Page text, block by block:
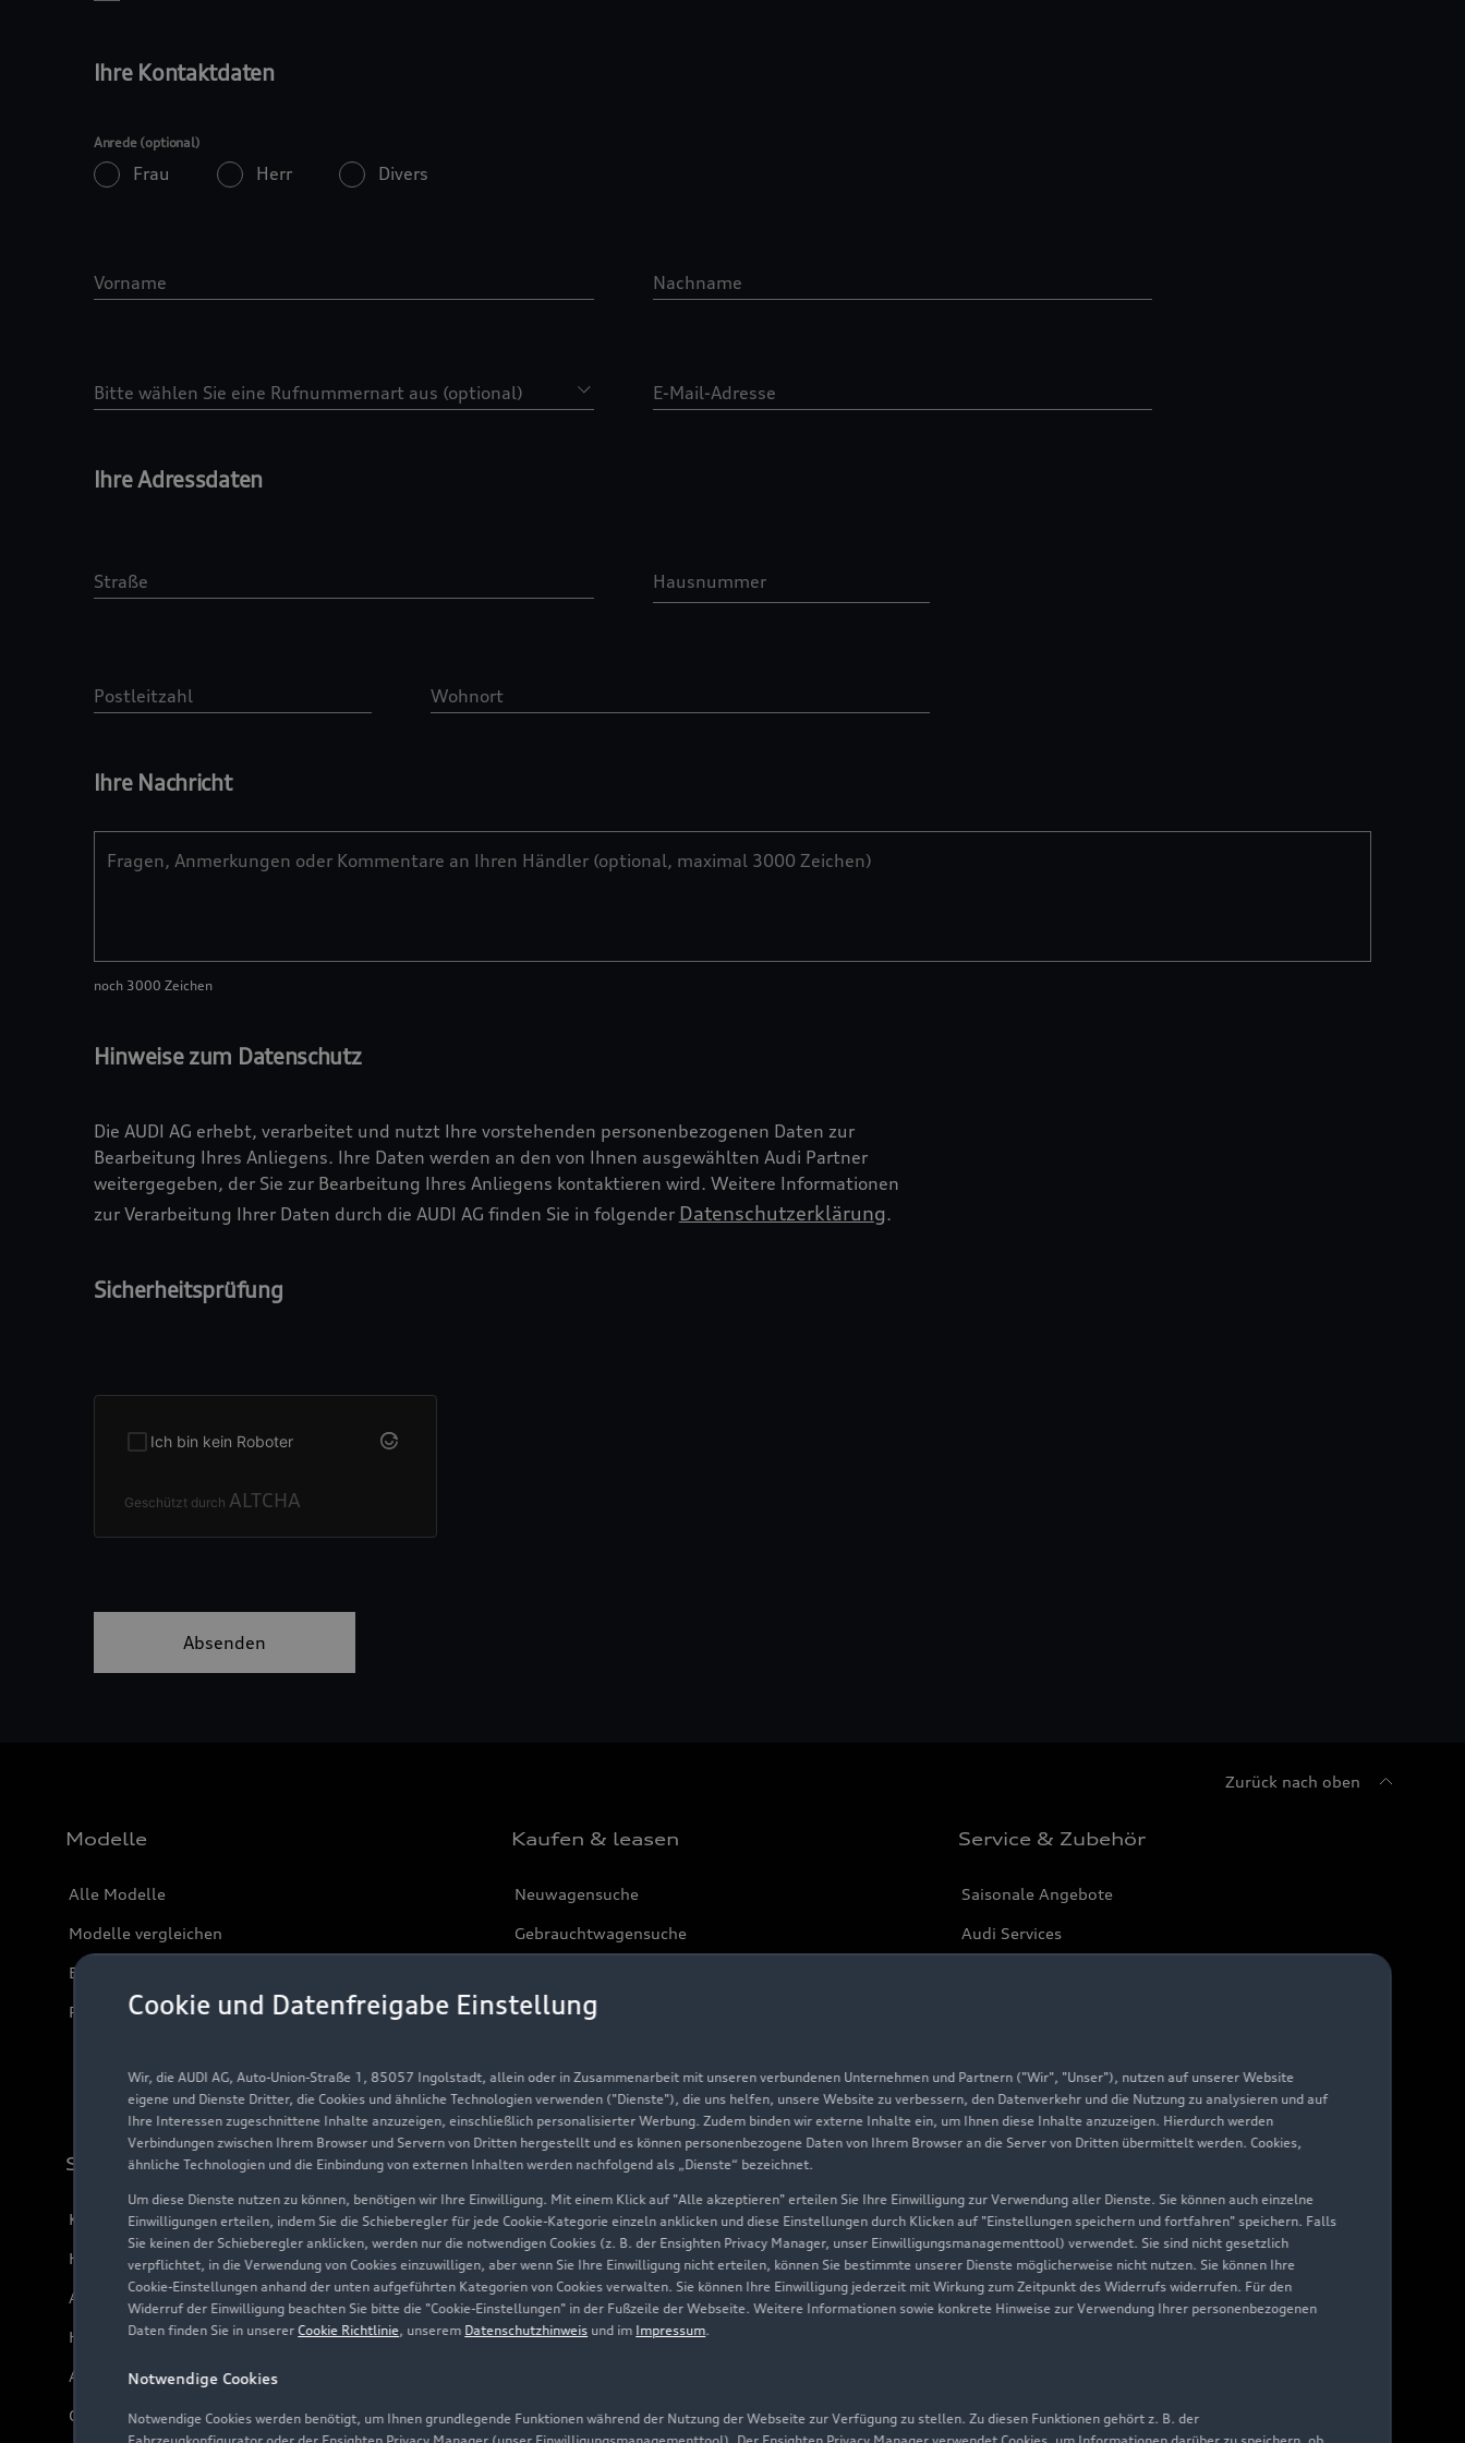
Cookie und Datenfreigabe Einstellung
Wir, die AUDI AG, Auto-Union-Straße 1, 85057 Ingolstadt, allein oder in Zusammenarbeit mit unseren verbundenen Unternehmen und Partnern ("Wir", "Unser"), nutzen auf unserer Website
eigene und Dienste Dritter, die Cookies und ähnliche Technologien verwenden ("Dienste"), die uns helfen, unsere Website zu verbessern, den Datenverkehr und die Nutzung zu analysieren und auf
Ihre Interessen zugeschnittene Inhalte anzuzeigen, einschließlich personalisierter Werbung. Zudem binden wir externe Inhalte ein, um Ihnen diese Inhalte anzuzeigen. Hierdurch werden
Verbindungen zwischen Ihrem Browser und Servern von Dritten hergestellt und es können personenbezogene Daten von Ihrem Browser an die Server von Dritten übermittelt werden. Cookies,
ähnliche Technologien und die Einbindung von externen Inhalten werden nachfolgend als „Dienste“ bezeichnet.
Um diese Dienste nutzen zu können, benötigen wir Ihre Einwilligung. Mit einem Klick auf "Alle akzeptieren" erteilen Sie Ihre Einwilligung zur Verwendung aller Dienste. Sie können auch einzelne
Einwilligungen erteilen, indem Sie die Schieberegler für jede Cookie-Kategorie einzeln anklicken und diese Einstellungen durch Klicken auf "Einstellungen speichern und fortfahren" speichern. Falls
Sie keinen der Schieberegler anklicken, werden nur die notwendigen Cookies (z. B. der Ensighten Privacy Manager, unser Einwilligungsmanagementtool) verwendet. Sie sind nicht gesetzlich
verpflichtet, in die Verwendung von Cookies einzuwilligen, aber wenn Sie Ihre Einwilligung nicht erteilen, können Sie bestimmte unserer Dienste möglicherweise nicht nutzen. Sie können Ihre
Cookie-Einstellungen anhand der unten aufgeführten Kategorien von Cookies verwalten. Sie können Ihre Einwilligung jederzeit mit Wirkung zum Zeitpunkt des Widerrufs widerrufen. Für den
Widerruf der Einwilligung beachten Sie bitte die "Cookie-Einstellungen" in der Fußzeile der Webseite. Weitere Informationen sowie konkrete Hinweise zur Verwendung Ihrer personenbezogenen
Daten finden Sie in unsererCookie Richtlinie, unserem Datenschutzhinweis und im Impressum.
Notwendige Cookies
Notwendige Cookies werden benötigt, um Ihnen grundlegende Funktionen während der Nutzung der Webseite zur Verfügung zu stellen. Zu diesen Funktionen gehört z. B. der
Zurück nach oben
Modelle
Alle Modelle
Modelle vergleichen
Elektromodelle
Plug-in-Hybride
Kaufen & leasen
Neuwagensuche
Gebrauchtwagensuche
Finanzierung
Geschäftskunden
Service & Zubehör
Saisonale Angebote
Audi Services
Support
Kundenservice
Händlersuche
Audi Code
Häufige Fragen (FAQ)
Audi Online Beratung
Online-Terminvereinbarung
Über Audi
Unternehmen
Karriere
Investor Relations
Presse & Media Center
Audi erleben